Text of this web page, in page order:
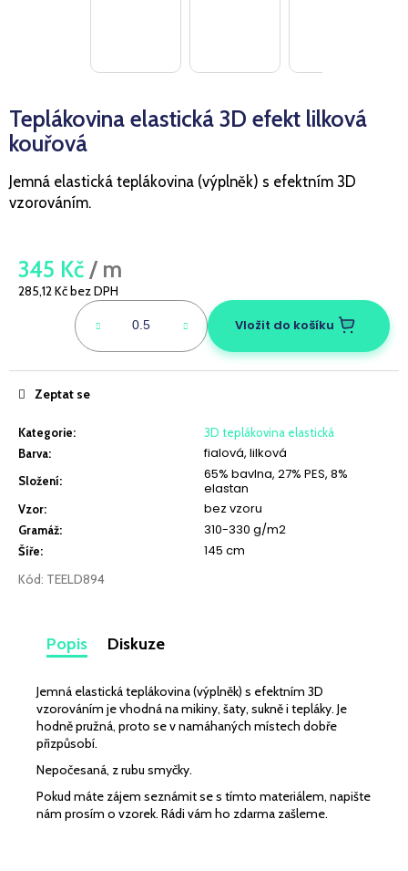
Teplákovina elastická 3D efekt lilková
kouřová
Jemná elastická teplákovina (výplněk) s efektním 3D
vzorováním.
345 Kč / m
285,12 Kč bez DPH
Vložit do košíku
Kategorie:
3D teplákovina elastická
Barva: fialová, lilková
Složení:
65% bavlna, 27% PES, 8%
elastan
Vzor: bez vzoru
Gramáž: 310-330 g/m2
Šíře: 145 cm
Kód: TEELD894
Zeptat se
Popis Diskuze
Jemná elastická teplákovina (výplněk) s efektním 3D
vzorováním je vhodná na mikiny, šaty, sukně i tepláky. Je
hodně pružná, proto se v namáhaných místech dobře
přizpůsobí.
Nepočesaná, z rubu smyčky.
Pokud máte zájem seznámit se s tímto materiálem, napište
nám prosím o vzorek. Rádi vám ho zdarma zašleme.
?
D
r
u
u
j
e
m
e
PETROLEJOVÝ
Kč